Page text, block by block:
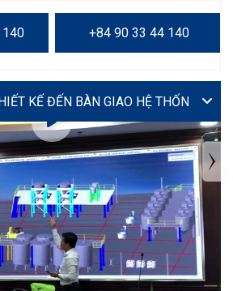
+84 90 33 44 140
VIDEO
TỨC MỚI NHẤT
KẾ TOÁN